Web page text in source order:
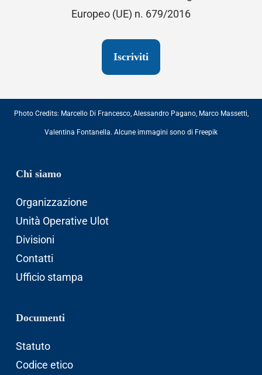
Europeo (UE) n. 679/2016
Photo Credits: Marcello Di Francesco, Alessandro Pagano, Marco Massetti,
Valentina Fontanella. Alcune immagini sono di Freepik
Chi siamo
Organizzazione
Unità Operative Ulot
Divisioni
Contatti
Ufficio stampa
Documenti
Statuto
Codice etico